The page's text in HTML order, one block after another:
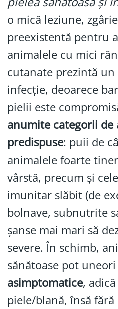
o mică leziune,
preexistentă pentru
animalele cu mici
cutanate prezintă un
infecție, deoarece
pielii este
anumite categorii de
predispuse: puii de
animalele foarte
vârstă, precum și
imunitar slăbit (de
bolnave, subnutrite
șanse mai mari să
severe. În schimb,
sănătoase pot uneori
asimptomatice,
piele/blană, însă